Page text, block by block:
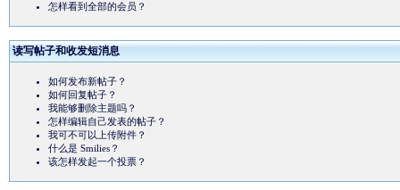
怎样看到全部的会员？
读写帖子和收发短消息
如何发布新帖子？
如何回复帖子？
我能够删除主题吗？
怎样编辑自己发表的帖子？
我可不可以上传附件？
什么是 Smilies？
该怎样发起一个投票？